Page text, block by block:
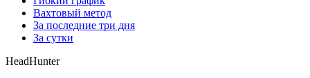
Вахтовый метод
За последние три дня
За сутки
HeadHunter